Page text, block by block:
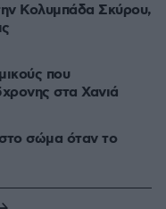
Κολυμπάδα Σκύρου,
που
στα Χανιά
στο σώμα όταν το